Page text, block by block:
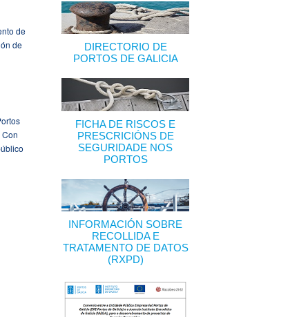
DIRECTORIO DE
PORTOS DE GALICIA
FICHA DE RISCOS E
PRESCRICIÓNS DE
SEGURIDADE NOS
PORTOS
INFORMACIÓN SOBRE
RECOLLIDA E
TRATAMENTO DE DATOS
(RXPD)
de
de